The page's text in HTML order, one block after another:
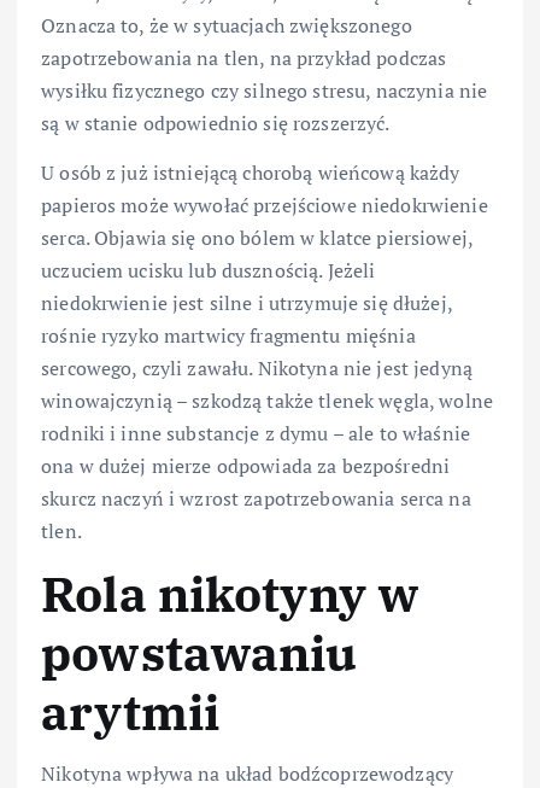
Oznacza to, że w sytuacjach zwiększonego
zapotrzebowania na tlen, na przykład podczas
wysiłku fizycznego czy silnego stresu, naczynia nie
są w stanie odpowiednio się rozszerzyć.
U osób z już istniejącą chorobą wieńcową każdy
papieros może wywołać przejściowe niedokrwienie
serca. Objawia się ono bólem w klatce piersiowej,
uczuciem ucisku lub dusznością. Jeżeli
niedokrwienie jest silne i utrzymuje się dłużej,
rośnie ryzyko martwicy fragmentu mięśnia
sercowego, czyli zawału. Nikotyna nie jest jedyną
winowajczynią – szkodzą także tlenek węgla, wolne
rodniki i inne substancje z dymu – ale to właśnie
ona w dużej mierze odpowiada za bezpośredni
skurcz naczyń i wzrost zapotrzebowania serca na
tlen.
Rola nikotyny w
powstawaniu
arytmii
Nikotyna wpływa na układ bodźcoprzewodzący